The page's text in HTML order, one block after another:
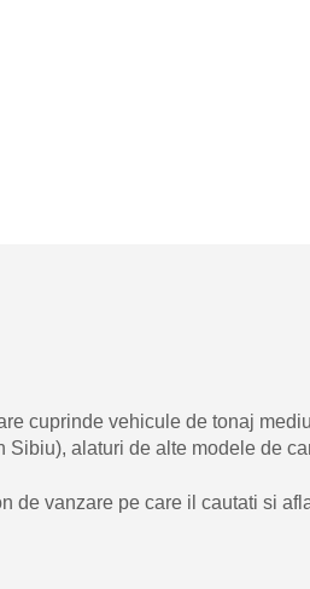
cuprinde vehicule de tonaj
alaturi de alte modele de
de vanzare pe care il cautati si